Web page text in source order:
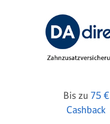
Bis zu 75 €
Cashback